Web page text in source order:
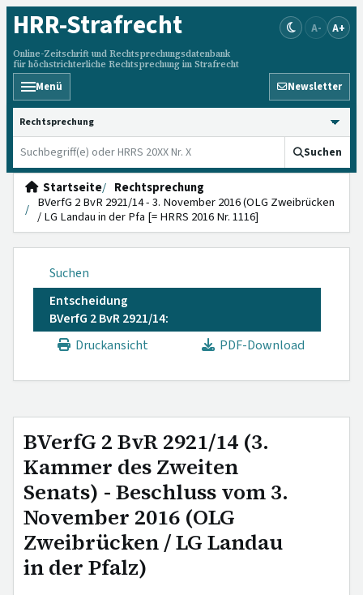
HRR-Strafrecht
Online-Zeitschrift und Rechtsprechungsdatenbank
für höchstrichterliche Rechtsprechung im Strafrecht
A- A+
Menü Newsletter
HRRS durchsuchen
Suchen
Startseite
Rechtsprechung
BVerfG 2 BvR 2921/14 - 3. November 2016 (OLG Zweibrücken
/ LG Landau in der Pfa [= HRRS 2016 Nr. 1116]
Suchen
Entscheidung
BVerfG 2 BvR 2921/14:
Druckansicht
PDF-Download
BVerfG 2 BvR 2921/14 (3.
Kammer des Zweiten
Senats) - Beschluss vom 3.
November 2016 (OLG
Zweibrücken / LG Landau
in der Pfalz)